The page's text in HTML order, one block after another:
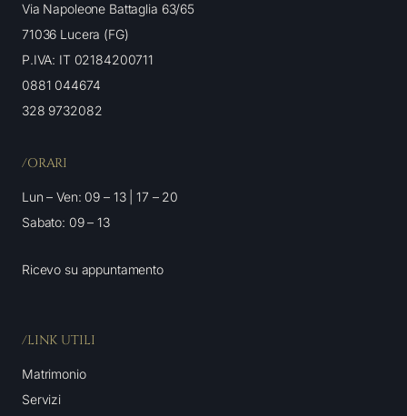
Via Napoleone Battaglia 63/65
71036 Lucera (FG)
P.IVA: IT 02184200711
0881 044674
328 9732082
/ORARI
Lun – Ven: 09 – 13 | 17 – 20
Sabato: 09 – 13
Ricevo su appuntamento
/LINK UTILI
Matrimonio
Servizi